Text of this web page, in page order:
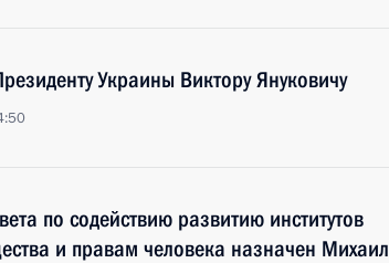
Украины Виктору Януковичу
по содействию развитию институтов
и правам человека назначен Михаил